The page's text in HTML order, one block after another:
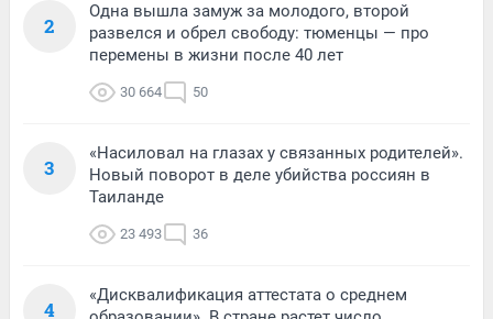
2
Одна вышла замуж за молодого, второй
развелся и обрел свободу: тюменцы — про
перемены в жизни после 40 лет
30 664 50
3
«Насиловал на глазах у связанных родителей».
Новый поворот в деле убийства россиян в
Таиланде
23 493 36
4
«Дисквалификация аттестата о среднем